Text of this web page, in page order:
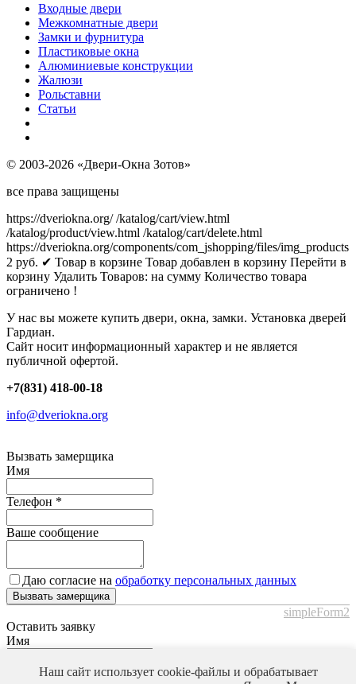
Входные двери
Межкомнатные двери
Замки и фурнитура
Пластиковые окна
Алюминиевые конструкции
Жалюзи
Рольставни
Статьи
© 2003-2026 «Двери-Окна Зотов»
все права защищены
https://dveriokna.org/ /katalog/cart/view.html
/katalog/product/view.html /katalog/cart/delete.html
https://dveriokna.org/components/com_jshopping/files/img_products
2 руб. ✔ Товар в корзине Товар добавлен в корзину Перейти в
корзину Удалить Товаров: на сумму Количество товара
ограничено !
У нас вы можете купить двери, окна, замки. Установка дверей
Гардиан.
Сайт носит информационный характер и не является
публичной офертой.
+7(831) 418-00-18
info@dveriokna.org
Вызвать замерщика
Имя
Телефон *
Ваше сообщение
Даю согласие на обработку персональных данных
Вызвать замерщика
simpleForm2
Оставить заявку
Имя
Телефон*
Наш сайт использует cookie-файлы и обрабатывает